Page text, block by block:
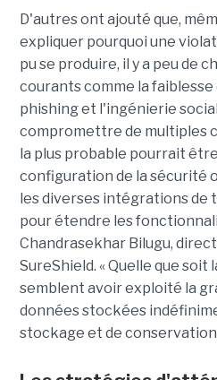
D'autres ont ajouté que,
expliquer pourquoi une
pu se produire, il y a peu de
courants comme la faiblesse
phishing et l'ingénierie
compromettre de multiples
la plus probable pourrait
configuration de la sécurité
les diverses intégrations de
pour étendre les
Chandrasekhar Bilugu,
SureShield. « Quelle que
semblent avoir exploité la
données stockées
stockage et de conservation